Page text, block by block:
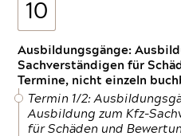
10
Ausbildungsgänge:
Sachverständigen für
Termine, nicht einzeln
Termin 1/2:
Ausbildung zum Kfz-
für Schäden und